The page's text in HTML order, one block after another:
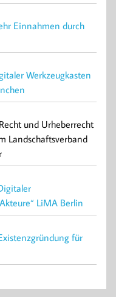
Einnahmen durch
Werkzeugkasten
und Urheberrecht
Landschaftsverband
LiMA Berlin
für